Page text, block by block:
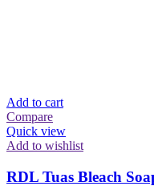
Add to cart
Compare
Quick view
Add to wishlist
RDL Tuas Bleach